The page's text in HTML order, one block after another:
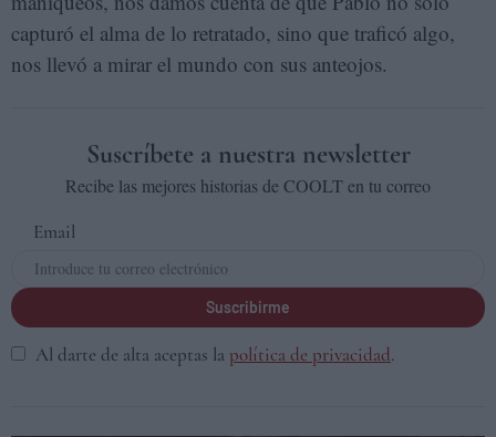
capturó el alma de lo retratado, sino que traficó algo,
nos llevó a mirar el mundo con sus anteojos.
Suscríbete a nuestra newsletter
Recibe las mejores historias de COOLT en tu correo
Email
Suscribirme
Al darte de alta aceptas la política de privacidad.